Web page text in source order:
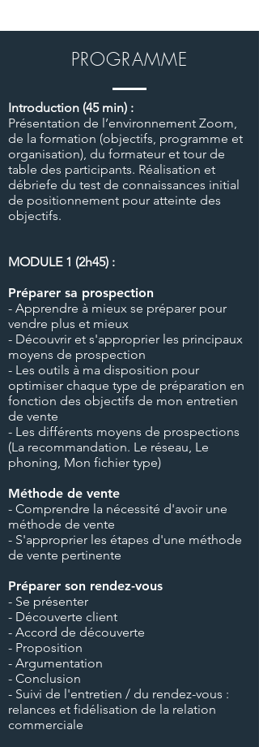
PROGRAMME
Introduction (45 min) :
Présentation de l’environnement Zoom,
de la formation (objectifs, programme et
organisation), du formateur et tour de
table des participants. Réalisation et
débriefe du test de connaissances initial
de positionnement pour atteinte des
objectifs.
MODULE 1 (2h45) :
Préparer sa prospection
- Apprendre à mieux se préparer pour
vendre plus et mieux
- Découvrir et s'approprier les principaux
moyens de prospection
- Les outils à ma disposition pour
optimiser chaque type de préparation en
fonction des objectifs de mon entretien
de vente
- Les différents moyens de prospections
(La recommandation. Le réseau, Le
phoning, Mon fichier type)
Méthode de vente
- Comprendre la nécessité d'avoir une
méthode de vente
- S'approprier les étapes d'une méthode
de vente pertinente
Préparer son rendez-vous
- Se présenter
- Découverte client
- Accord de découverte
- Proposition
- Argumentation
- Conclusion
- Suivi de l'entretien / du rendez-vous :
relances et fidélisation de la relation
commerciale